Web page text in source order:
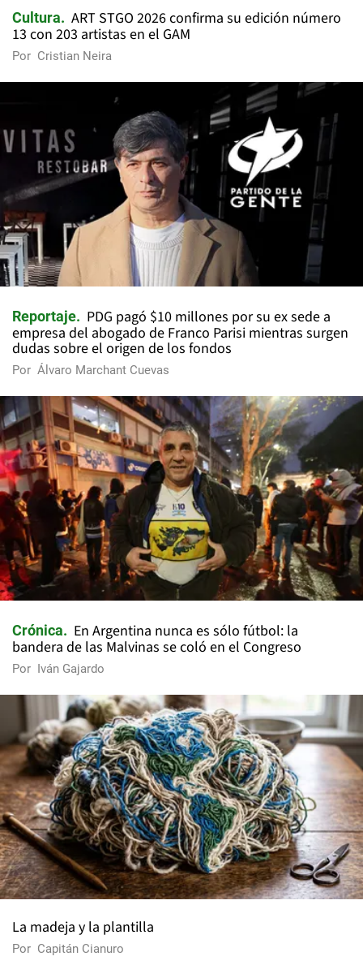
Cultura
ART STGO 2026 confirma su edición número
13 con 203 artistas en el GAM
Por Cristian Neira
Reportaje
PDG pagó $10 millones por su ex sede a
empresa del abogado de Franco Parisi mientras surgen
dudas sobre el origen de los fondos
Por Álvaro Marchant Cuevas
Crónica
En Argentina nunca es sólo fútbol: la
bandera de las Malvinas se coló en el Congreso
Por Iván Gajardo
La madeja y la plantilla
Por Capitán Cianuro